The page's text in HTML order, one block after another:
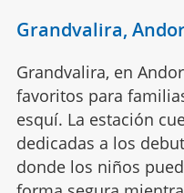
Grandvalira,
Grandvalira, en
favoritos para
esquí. La estación
dedicadas a los
donde los niños